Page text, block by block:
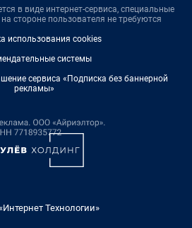
в виде интернет-сервиса, специальные
стороне пользователя не требуются
использования cookies
системы
сервиса «Подписка без баннерной
рекламы»
Технологии»